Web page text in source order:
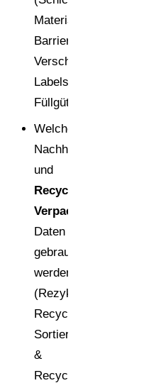
Materialcodes,
Barrieren,
Verschlüsse,
Labels,
Füllgüter).
Welche
Nachhaltigkeits-
und
Recyclinganalyse
Verpackung
Daten
gebraucht
werden
(Rezyklatanteil,
Recyclingsystem,
Sortier-
&
Recyclingfähigkeit